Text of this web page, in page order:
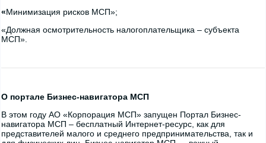
«Минимизация рисков МСП»;
«Должная осмотрительность налогоплательщика – субъекта
МСП».
О портале Бизнес-навигатора МСП
В этом году АО «Корпорация МСП» запущен Портал Бизнес-
навигатора МСП – бесплатный Интернет-ресурс, как для
представителей малого и среднего предпринимательства, так и